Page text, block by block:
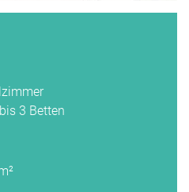
3 Betten